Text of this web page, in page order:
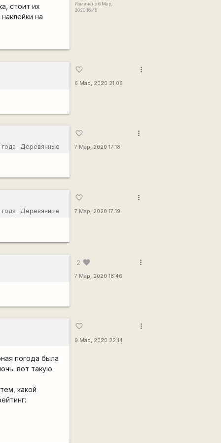
стоит их
на
Изменено 6 Мар,
2020 16:46
favorite_border
6 Мар, 2020 21:06
more_vert
года . Деревянные
размера,
favorite_border
7 Мар, 2020 17:18
more_vert
года . Деревянные
размера,
favorite_border
7 Мар, 2020 17:19
more_vert
2 favorite
7 Мар, 2020 18:46
more_vert
погода была
вот такую
какой
favorite_border
9 Мар, 2020 22:14
more_vert